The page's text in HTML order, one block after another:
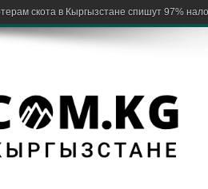
де